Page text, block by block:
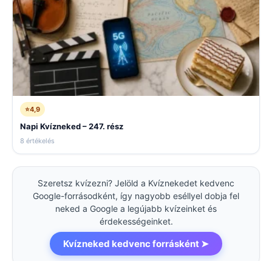
⭐4,9
Napi Kvízneked – 247. rész
8 értékelés
Szeretsz kvízezni? Jelöld a Kvíznekedet kedvenc
Google-forrásodként, így nagyobb eséllyel dobja fel
neked a Google a legújabb kvízeinket és
érdekességeinket.
Kvízneked kedvenc forrásként ➤